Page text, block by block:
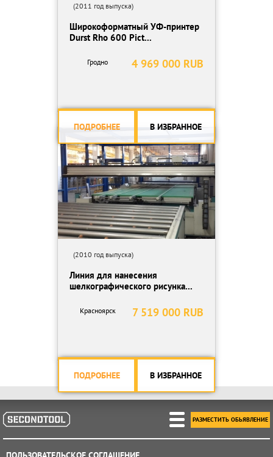
(2011 год выпуска)
Широкоформатный УФ-принтер
Durst Rho 600 Pict...
4 969 000 RUB
Гродно
ПОДРОБНЕЕ В ИЗБРАННОЕ
(2010 год выпуска)
Линия для нанесения
шелкографического рисунка...
7 519 000 RUB
Красноярск
ПОДРОБНЕЕ В ИЗБРАННОЕ
РАЗМЕСТИТЬ ОБЬЯВЛЕНИЕ